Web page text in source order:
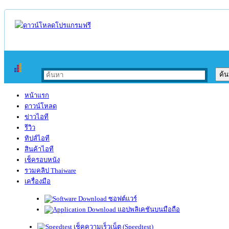
หน้าแรก
ดาวน์โหลด
ข่าวไอที
รีวิว
ทิปส์ไอที
สินค้าไอที
เช็ครอบหนัง
รวมคลิป Thaiware
เครื่องมือ
ซอฟต์แวร์
แอปพลิเคชันบนมือถือ
เช็คความเร็วเน็ต (Speedtest)